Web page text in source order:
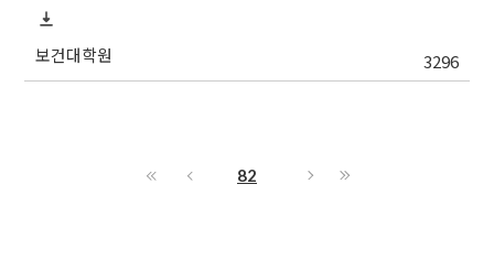
보건대학원 3296
82